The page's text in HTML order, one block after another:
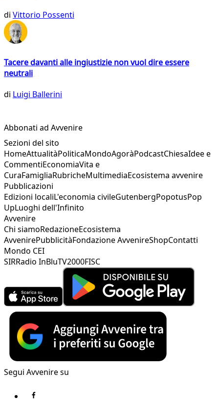
di Vittorio Possenti
Tacere davanti alle ingiustizie non vuol dire essere
neutrali
di Luigi Ballerini
Abbonati ad Avvenire
Sezioni del sito
HomeAttualitàPoliticaMondoAgoràPodcastChiesaIdee e
CommentiEconomiaVita e
CuraFamigliaRubricheMultimediaEcosistema avvenire
Pubblicazioni
Edizioni localiL'economia civileGutenbergPopotusPop
UpLuoghi dell'Infinito
Avvenire
Chi siamoRedazioneEcosistema
AvvenirePubblicitàFondazione AvvenireShopContatti
Mondo CEI
SIRRadio InBluTV2000FISC
Segui Avvenire su